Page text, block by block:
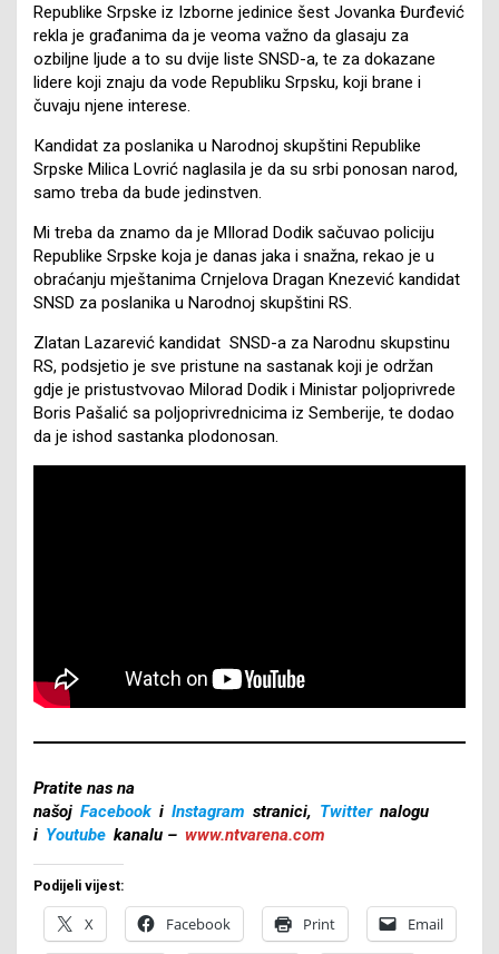
Republike Srpske iz Izborne jedinice šest Jovanka Đurđević
rekla je građanima da je veoma važno da glasaju za
ozbiljne ljude a to su dvije liste SNSD-a, te za dokazane
lidere koji znaju da vode Republiku Srpsku, koji brane i
čuvaju njene interese.
Кandidat za poslanika u Narodnoj skupštini Republike
Srpske Milica Lovrić naglasila je da su srbi ponosan narod,
samo treba da bude jedinstven.
Mi treba da znamo da je MIlorad Dodik sačuvao policiju
Republike Srpske koja je danas jaka i snažna, rekao je u
obraćanju mještanima Crnjelova Dragan Knezević kandidat
SNSD za poslanika u Narodnoj skupštini RS.
Zlatan Lazarević kandidat SNSD-a za Narodnu skupstinu
RS, podsjetio je sve pristune na sastanak koji je održan
gdje je pristustvovao Milorad Dodik i Ministar poljoprivrede
Boris Pašalić sa poljoprivrednicima iz Semberije, te dodao
da je ishod sastanka plodonosan.
Pratite nas na
našoj Facebook i Instagram stranici, Twitter nalogu
i Youtube kanalu – www.ntvarena.com
Podijeli vijest:
X Facebook Print Email